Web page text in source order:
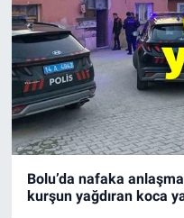
Bolu’da nafaka
kurşun yağdıran koca